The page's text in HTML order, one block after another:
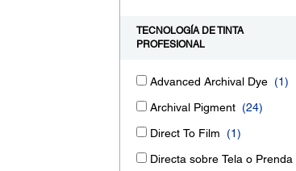
TECNOLOGÍA DE TINTA
PROFESIONAL
Advanced Archival Dye (1)
Archival Pigment (24)
Direct To Film (1)
Directa sobre Tela o Prenda